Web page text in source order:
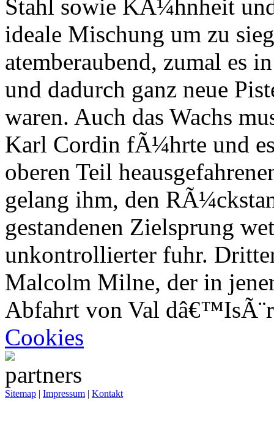
Stahl sowie KÃ¼hnheit
ideale Mischung um zu
atemberaubend, zumal es
und dadurch ganz neue
waren. Auch das Wachs
Karl Cordin fÃ¼hrte und
oberen Teil
gelang ihm, den
gestandenen Zielsprung
unkontrollierter fuhr.
Malcolm Milne, der in
Abfahrt von Val
Cookies
Sitemap | Impressum | Kontakt